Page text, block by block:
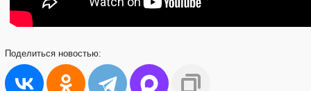
Поделиться новостью: